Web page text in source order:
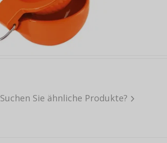
Suchen Sie ähnliche Produkte?